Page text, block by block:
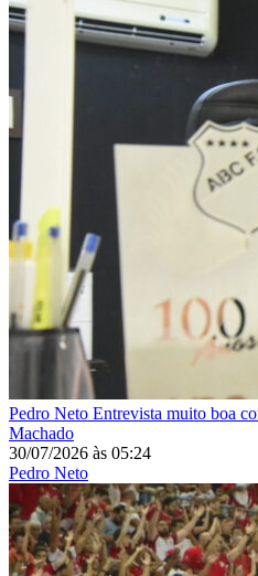
Pedro Neto Entrevista muito boa
Machado
30/07/2026 às 05:24
Pedro Neto